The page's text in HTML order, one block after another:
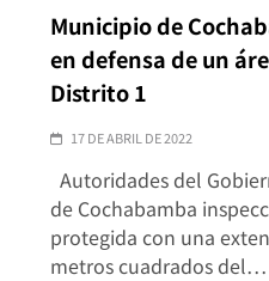
Municipio de
en defensa de un
Distrito 1
17 DE ABRIL DE 2022
Autoridades del
de Cochabamba
protegida con una
metros cuadrados del…